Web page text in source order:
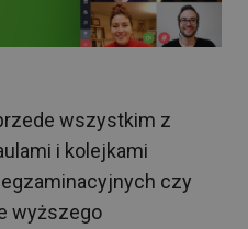
wszystkim z
i kolejkami
czy
wyższego